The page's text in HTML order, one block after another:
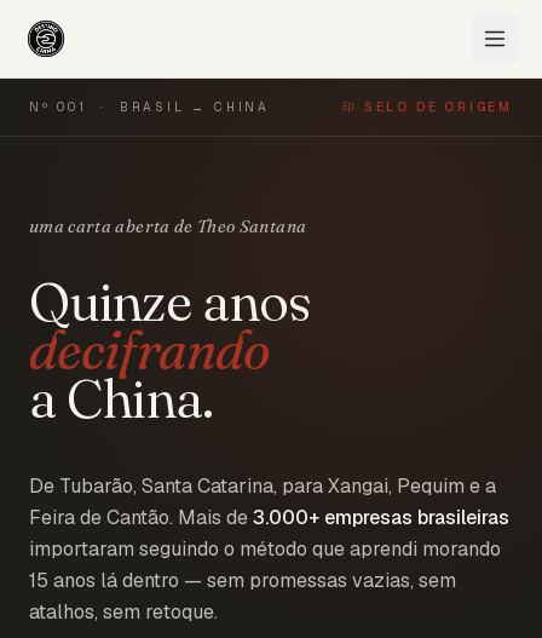
Nº 001 · BRASIL → CHINA 印 SELO DE ORIGEM
uma carta aberta de Theo Santana
Quinze anos
decifrando
a China.
De Tubarão, Santa Catarina, para Xangai, Pequim e a
Feira de Cantão. Mais de3.000+ empresas brasileiras
importaram seguindo o método que aprendi morando
15 anos lá dentro — sem promessas vazias, sem
atalhos, sem retoque.